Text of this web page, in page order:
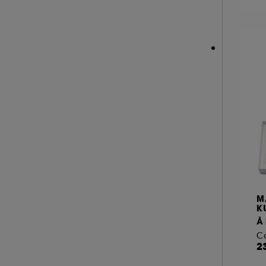
À
A l'exception des cookies techniques, le
le dépôt de ces cookies grâce au bouton
informations de navigation collectées par
de votre activité en ligne ou en magasin.
de retirer votrte consentement. Si vous